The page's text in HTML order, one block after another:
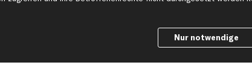
Stoßdämpfer
Nur notwendige